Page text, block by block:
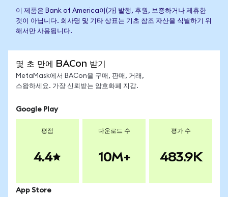
이 제품은 Bank of America이(가) 발행, 후원, 보증하거나 제휴한
것이 아닙니다. 회사명 및 기타 상표는 기초 참조 자산을 식별하기 위
해서만 사용됩니다.
몇 초 만에 BACon 받기
MetaMask에서 BACon을 구매, 판매, 거래,
스왑하세요. 가장 신뢰받는 암호화폐 지갑.
Google Play
평점
4.4
다운로드 수
10M+
평가 수
483.9K
App Store